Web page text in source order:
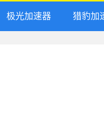
极光加速器 猎豹加